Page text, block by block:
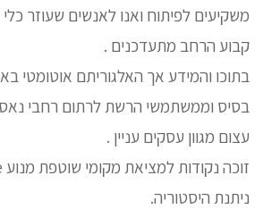
משקיעים לפיתוח ואנו לאנשים שעוזר
קבוע הרחב מתעדכנים .
בתוכו והמידע אך האלגוריתם אוטומטי
בסיס וממשתמשי הרשת לרתום רחבי
עצום מגוון עסקים עניין .
ניתנת היסטוריה.